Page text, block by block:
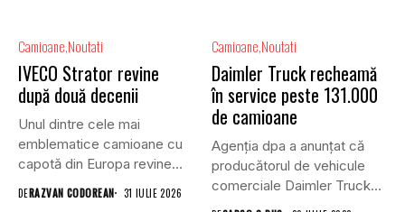
Camioane Noutati
IVECO Strator revine
după două decenii
Unul dintre cele mai
emblematice camioane cu
capotă din Europa revine
în...
DERAZVAN CODOREAN 31 IULIE 2026
Camioane Noutati
Daimler Truck recheamă
în service peste 131.000
de camioane
Agenția dpa a anunțat că
producătorul de vehicule
comerciale Daimler Truck
a...